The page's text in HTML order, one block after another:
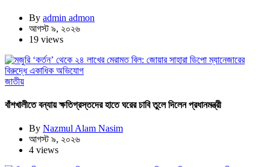
By admin admon
আগস্ট ৯, ২০২৬
19 views
জাতীয়
বাঁশখালীতে বন্যায় ক্ষতিগ্রস্তদের হাতে ঘরের চাবি তুলে দিলেন প্রধানমন্ত্রী
By Nazmul Alam Nasim
আগস্ট ৯, ২০২৬
4 views